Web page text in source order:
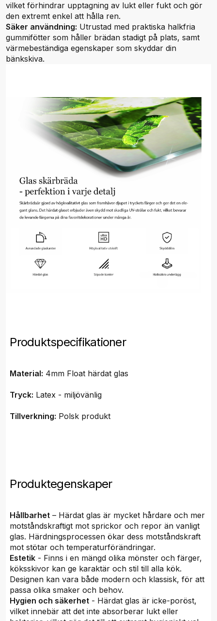
vilket förhindrar upptagning av lukt eller fukt och gör
den extremt enkel att hålla ren.
Säker användning: Utrustad med praktiska halkfria
gummifötter som håller brädan stadigt på plats, samt
värmebeständiga egenskaper som skyddar din
bänkskiva.
Produktspecifikationer
Material: 4mm Float härdat glas
Tryck: Latex - miljövänlig
Tillverkning: Polsk produkt
Produktegenskaper
Hållbarhet – Härdat glas är mycket hårdare och mer
motståndskraftigt mot sprickor och repor än vanligt
glas. Härdningsprocessen ökar dess motståndskraft
mot stötar och temperaturförändringar.
Estetik - Finns i en mängd olika mönster och färger,
köksskivor kan ge karaktär och stil till alla kök.
Designen kan vara både modern och klassisk, för att
passa olika smaker och behov.
Hygien och säkerhet - Härdat glas är icke-poröst,
vilket innebär att det inte absorberar lukt eller